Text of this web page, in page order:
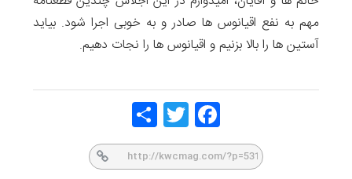
مهم به نفع اقیانوس ها صادر و به خوبی اجرا شود. بیاید
آستین ها را بالا بزنیم و اقیانوس ها را نجات دهیم.
Face
Twitt